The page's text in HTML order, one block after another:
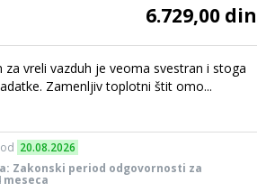
6.729,00 din
za vreli vazduh je veoma svestran i stoga
Zamenljiv toplotni štit omo...
20.08.2026
Zakonski period odgovornosti za
meseca